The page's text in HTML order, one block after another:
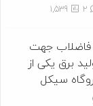
1,539
فاضلاب جهت
برق یکی از
سیکل